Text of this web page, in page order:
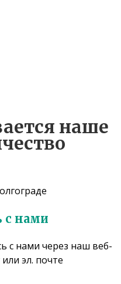
наше
с нами
с нами через наш веб-
эл. почте